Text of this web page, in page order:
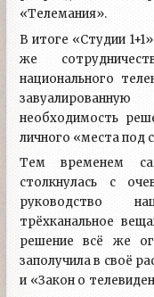
«Телемания».
В итоге «Студии
же
национального
необходимость
личного «места под
Тем временем
столкнулась с
руководство
трёхканальное
решение всё же
заполучила в своё
и «Закон о